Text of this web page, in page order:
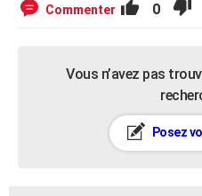
Commenter 0
Vous n’avez pas
Posez